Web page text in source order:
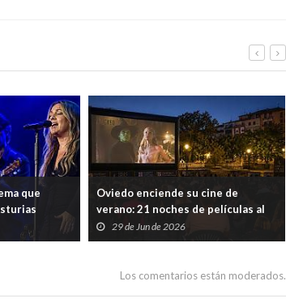
que
Oviedo enciende su cine de
verano: 21 noches de películas al
aire libre en barrios y pueblos del
concejo
29 de Jun de 2026
Los comentarios están moderados.